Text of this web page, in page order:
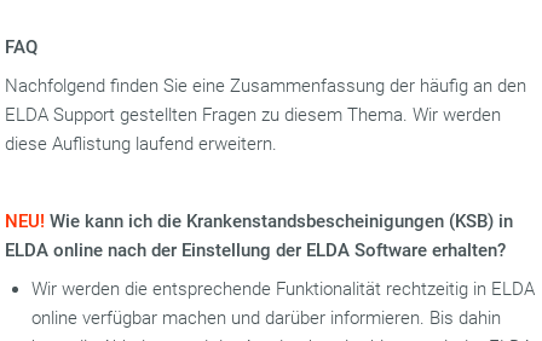
FAQ
Nachfolgend finden Sie eine Zusammenfassung der häufig an den
ELDA Support gestellten Fragen zu diesem Thema. Wir werden
diese Auflistung laufend erweitern.
NEU! Wie kann ich die Krankenstandsbescheinigungen (KSB) in
ELDA online nach der Einstellung der ELDA Software erhalten?
Wir werden die entsprechende Funktionalität rechtzeitig in ELDA
online verfügbar machen und darüber informieren. Bis dahin